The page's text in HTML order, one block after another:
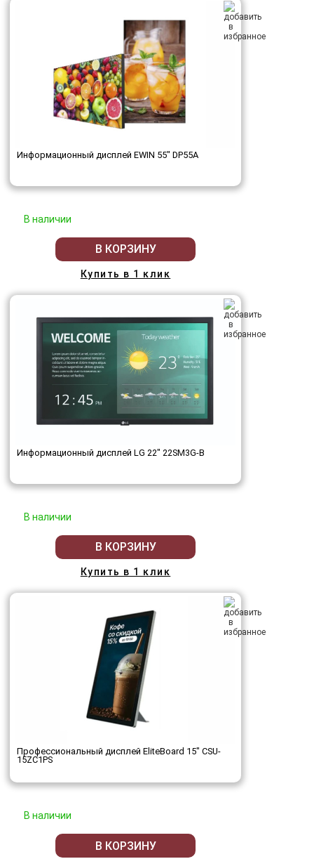
Информационный дисплей EWIN 55" DP55A
В наличии
В КОРЗИНУ
Купить в 1 клик
Информационный дисплей LG 22" 22SM3G-B
В наличии
В КОРЗИНУ
Купить в 1 клик
Профессиональный дисплей EliteBoard 15" CSU-
15ZC1PS
В наличии
В КОРЗИНУ